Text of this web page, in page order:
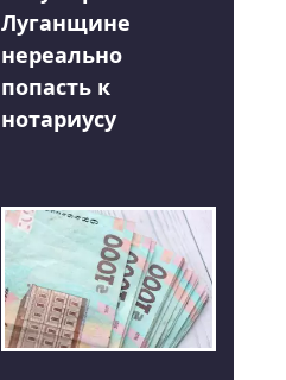
Луганщине
нереально
попасть к
нотариусу